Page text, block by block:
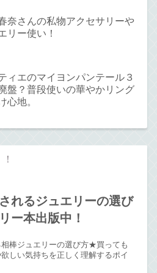
奈さんの私物アクセサリーや
リー使い！
ィエのマイヨンパンテール３
盤？普段使いの華やかリング
心地。
れるジュエリーの選び
ー本出版中！
棒ジュエリーの選び方★買っても
しい気持ちを正しく理解するポイ